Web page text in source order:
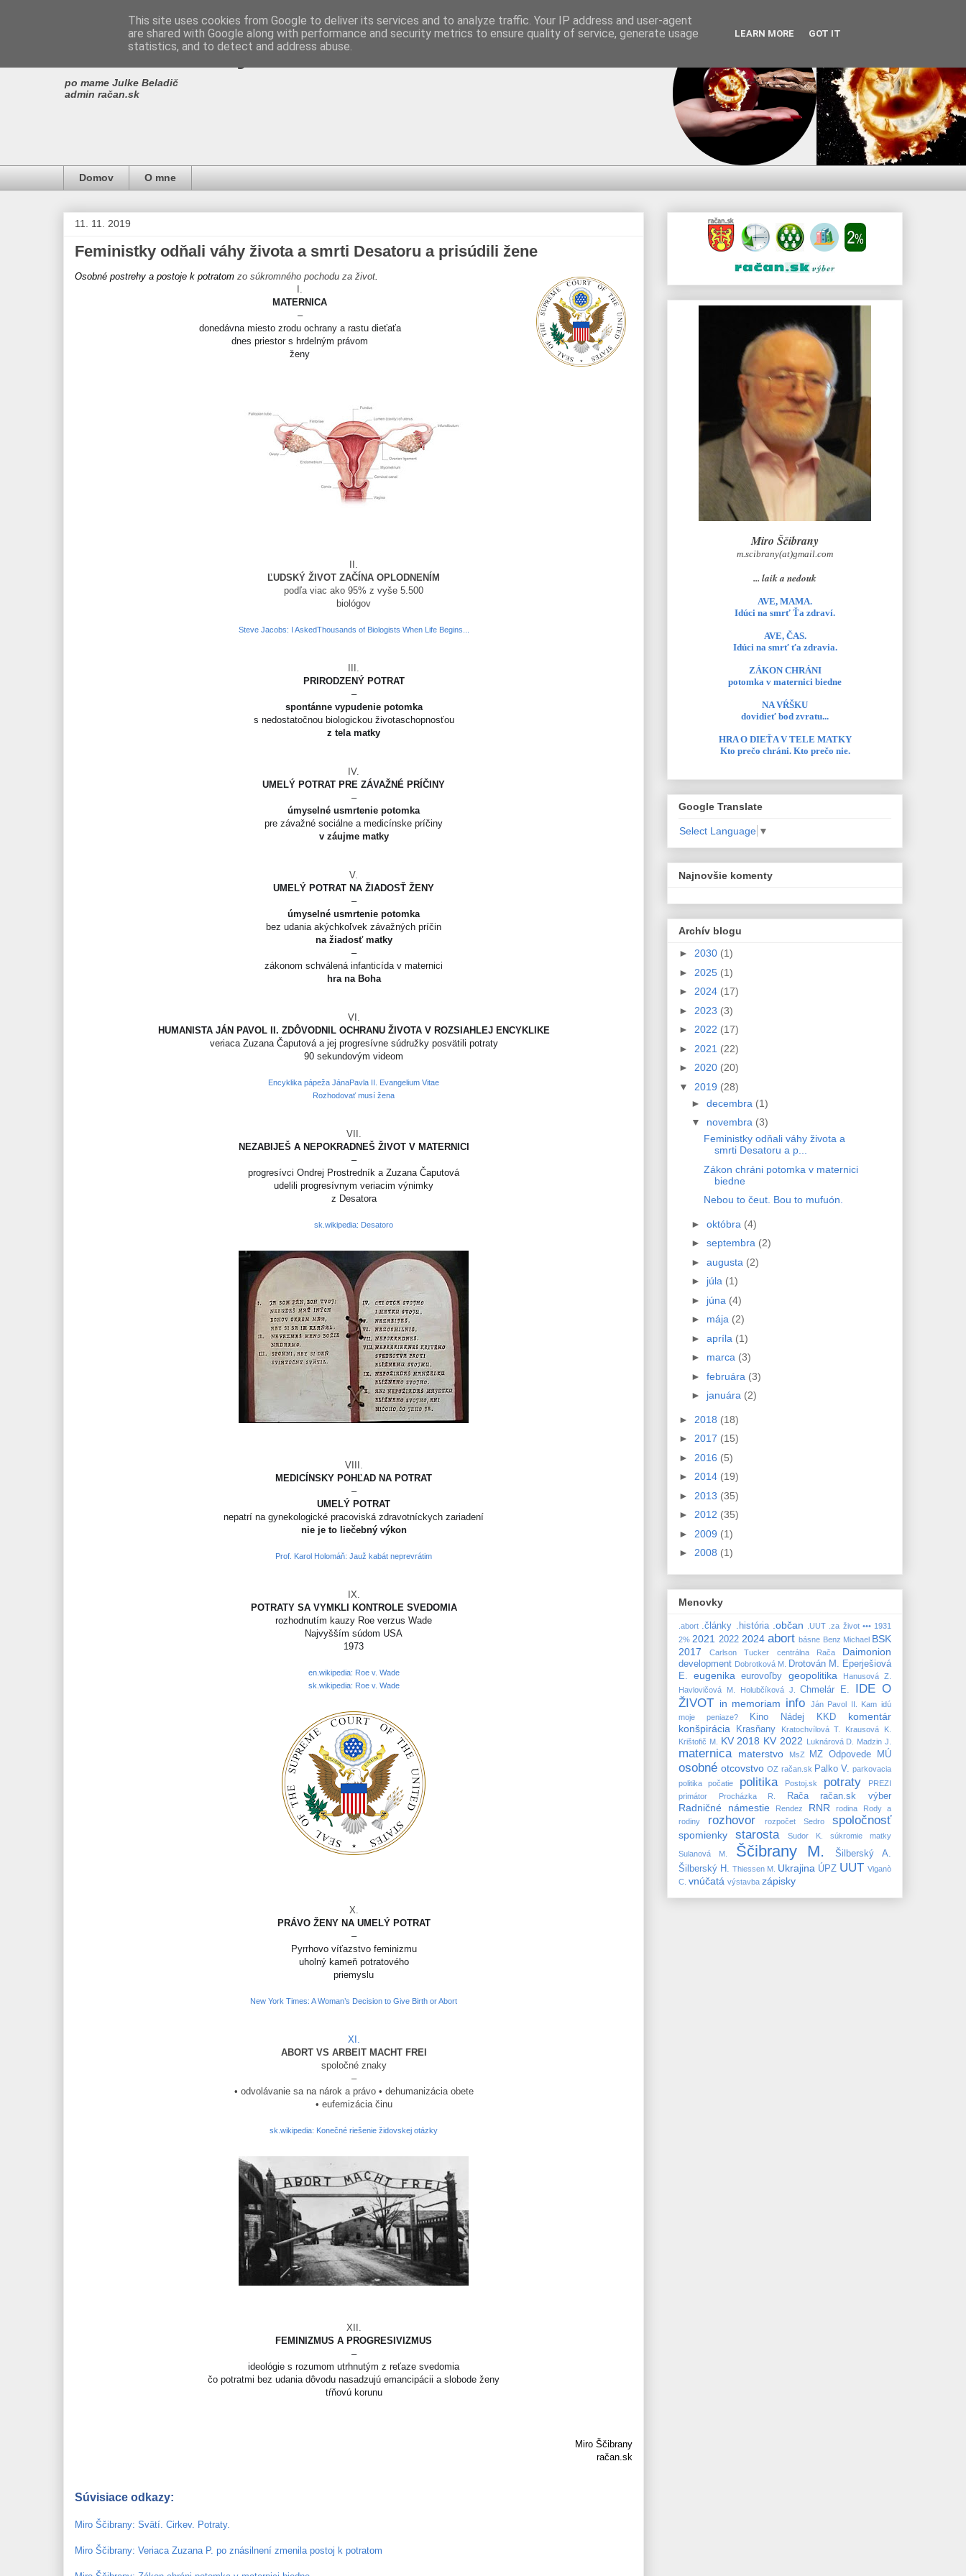
Miro Ščibrany
po mame Julke Beladič
admin račan.sk
Domov O mne
11. 11. 2019
Feministky odňali váhy života a smrti Desatoru a prisúdili žene
Osobné postrehy a postoje k potratom zo súkromného pochodu za život
MATERNICA
–
donedávna miesto zrodu ochrany a rastu dieťaťa
dnes priestor s hrdelným právom
ženy
ĽUDSKÝ ŽIVOT ZAČÍNA OPLODNENÍM
podľa viac ako 95% z vyše 5.500
biológov
Steve Jacobs: I AskedThousands of Biologists When Life Begins...
PRIRODZENÝ POTRAT
–
spontánne vypudenie potomka
s nedostatočnou biologickou životaschopnosťou
z tela matky
IV.
UMELÝ POTRAT PRE ZÁVAŽNÉ PRÍČINY
–
úmyselné usmrtenie potomka
pre závažné sociálne a medicínske príčiny
v záujme matky
V.
UMELÝ POTRAT NA ŽIADOSŤ ŽENY
–
úmyselné usmrtenie potomka
bez udania akýchkoľvek závažných príčin
na žiadosť matky
–
zákonom schválená infanticída v maternici
hra na Boha
VI.
HUMANISTA JÁN PAVOL II. ZDÔVODNIL OCHRANU ŽIVOTA V ROZSIAHLEJ ENCYKLIKE
veriaca Zuzana Čaputová a jej progresívne súdružky posvätili potraty
90 sekundovým videom
Encyklika pápeža JánaPavla II. Evangelium Vitae
Rozhodovať musí žena
VII.
NEZABIJEŠ A NEPOKRADNEŠ ŽIVOT V MATERNICI
–
progresívci Ondrej Prostredník a Zuzana Čaputová
udelili progresívnym veriacim výnimky
z Desatora
sk.wikipedia: Desatoro
VIII.
MEDICÍNSKY POHĽAD NA POTRAT
–
UMELÝ POTRAT
nepatrí na gynekologické pracoviská zdravotníckych zariadení
nie je to liečebný výkon
Prof. Karol Holomáň: Jauž kabát neprevrátim
IX.
POTRATY SA VYMKLI KONTROLE SVEDOMIA
rozhodnutím kauzy Roe verzus Wade
Najvyšším súdom USA
1973
en.wikipedia: Roe v. Wade
sk.wikipedia: Roe v. Wade
X.
PRÁVO ŽENY NA UMELÝ POTRAT
–
Pyrrhovo víťazstvo feminizmu
uholný kameň potratového
priemyslu
New York Times: A Woman’s Decision to Give Birth or Abort
XI.
ABORT VS ARBEIT MACHT FREI
spoločné znaky
–
• odvolávanie sa na nárok a právo • dehumanizácia obete
• eufemizácia činu
sk.wikipedia: Konečné riešenie židovskej otázky
XII.
FEMINIZMUS A PROGRESIVIZMUS
–
ideológie s rozumom utrhnutým z reťaze svedomia
čo potratmi bez udania dôvodu nasadzujú emancipácii a slobode ženy
tŕňovú korunu
Miro Ščibrany
račan.sk
Súvisiace odkazy:
Miro Ščibrany: Svätí. Cirkev. Potraty.
Miro Ščibrany: Veriaca Zuzana P. po znásilnení zmenila postoj k potratom
Miro Ščibrany
m.scibrany(at)gmail.com
... laik a nedouk
AVE, MAMA.
Idúci na smrť Ťa zdraví.
AVE, ČAS.
Idúci na smrť ťa zdravia.
ZÁKON CHRÁNI
potomka v maternici biedne
NA VŔŠKU
dovidieť bod zvratu...
HRA O DIEŤA V TELE MATKY
Kto prečo chráni. Kto prečo nie.
Google Translate
Select Language ▼
Najnovšie komenty
Archív blogu
► 2030 (1)
► 2025 (1)
► 2024 (17)
► 2023 (3)
► 2022 (17)
► 2021 (22)
► 2020 (20)
▼ 2019 (28)
► decembra (1)
▼ novembra (3)
Feministky odňali váhy života a
smrti Desatoru a p...
Zákon chráni potomka v maternici
biedne
Nebou to čeut. Bou to mufuón.
► októbra (4)
► septembra (2)
► augusta (2)
► júla (1)
► júna (4)
► mája (2)
► apríla (1)
► marca (3)
► februára (3)
► januára (2)
► 2018 (18)
► 2017 (15)
► 2016 (5)
► 2014 (19)
► 2013 (35)
► 2012 (35)
► 2009 (1)
► 2008 (1)
Menovky
.abort .články .história .občan .UUT .za život ••• 1931
2% 2021 2022 2024 abort básne Benz Michael BSK
2017
Carlson Tucker centrálna Rača Daimonion
development Dobrotková M. Drotován M.
Eperješiová
E.
eugenika eurovoľby geopolitika
Hanusová Z.
Havlovičová M.
Holubčíková J. Chmelár E.
IDE O
ŽIVOT in memoriam info Ján Pavol II.
Kam idú
moje peniaze?
Kino Nádej KKD
komentár
konšpirácia
Krasňany Kratochvílová T.
Krausová K.
Krištofič M.
KV 2018 KV 2022 Luknárová D. Madzin J.
maternica materstvo MsZ MZ Odpovede MÚ
osobné otcovstvo OZ račan.sk Palko V. parkovacia
politika
počatie politika Postoj.sk potraty
PREZI
primátor
Procházka R. Rača račan.sk výber
Radničné námestie Rendez RNR rodina
Rody a
rodiny
rozhovor rozpočet Sedro spoločnosť
spomienky starosta Sudor K. súkromie matky
Sulanová M. Ščibrany M.
Šilberský A.
Šilberský H.
Thiessen M. Ukrajina ÚPZ UUT Viganò
C. vnúčatá výstavba zápisky
This site uses cookies from Google to deliver its services and to analyze traffic. Your IP address and user-agent
are shared with Google along with performance and security metrics to ensure quality of service, generate usage
statistics, and to detect and address abuse.
LEARN MORE GOT IT